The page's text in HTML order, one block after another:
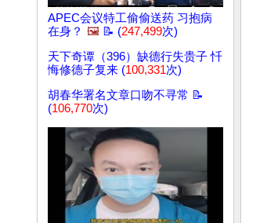
APEC会议特工偷偷送药 习抱病
在身？ 🖼️ 📝 (247,499次)
天下奇谭（396）缺德行失贵子 忏
悔修德子复来 (100,331次)
胡春华署名文章口吻不寻常 📝
(106,770次)